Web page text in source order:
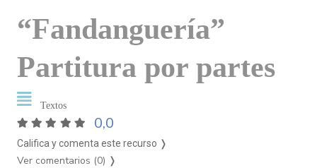
“Fandanguería”
Partitura por partes
Textos
0,0
Califica y comenta este recurso ❭
Ver comentarios (0) ❭